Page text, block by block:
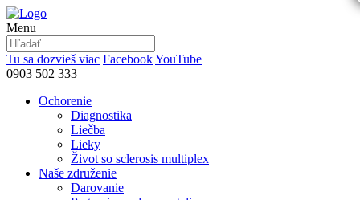
Menu
Tu sa dozvieš viac FacebookYouTube
0903 502 333
Ochorenie
Diagnostika
Liečba
Lieky
Život so sclerosis multiplex
Naše združenie
Darovanie